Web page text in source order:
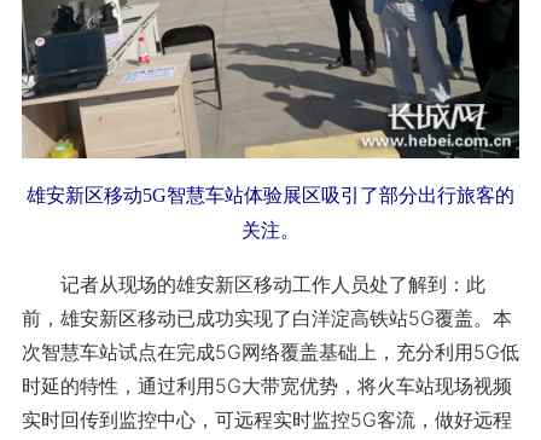
雄安新区移动5G智慧车站体验展区吸引了部分出行旅客的
关注。
记者从现场的雄安新区移动工作人员处了解到：此
前，雄安新区移动已成功实现了白洋淀高铁站5G覆盖。本
次智慧车站试点在完成5G网络覆盖基础上，充分利用5G低
时延的特性，通过利用5G大带宽优势，将火车站现场视频
实时回传到监控中心，可远程实时监控5G客流，做好远程